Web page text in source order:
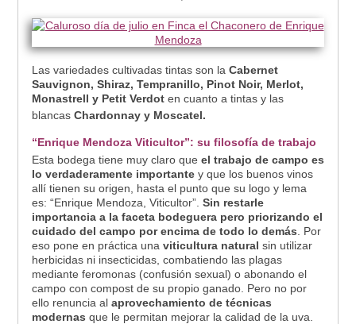
Las variedades cultivadas tintas son la Cabernet
Sauvignon, Shiraz, Tempranillo, Pinot Noir, Merlot,
Monastrell y Petit Verdoten cuanto a tintas y las
blancas Chardonnay y Moscatel.
“Enrique Mendoza Viticultor”: su filosofía de trabajo
Esta bodega tiene muy claro que el trabajo de campo es
lo verdaderamente importantey que los buenos vinos
allí tienen su origen, hasta el punto que su logo y lema
es: “Enrique Mendoza, Viticultor”. Sin restarle
importancia a la faceta bodeguera pero priorizando el
cuidado del campo por encima de todo lo demás . Por
eso pone en práctica una viticultura natural sin utilizar
herbicidas ni insecticidas, combatiendo las plagas
mediante feromonas (confusión sexual) o abonando el
campo con compost de su propio ganado. Pero no por
ello renuncia al aprovechamiento de técnicas
modernas que le permitan mejorar la calidad de la uva.